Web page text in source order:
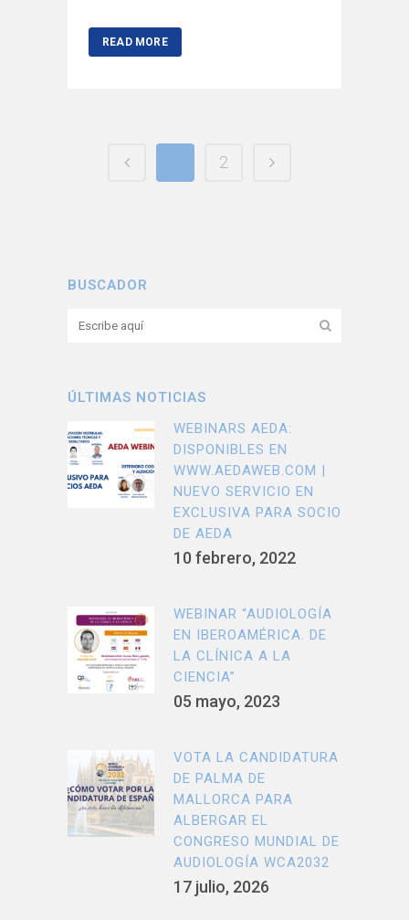
READ MORE
2
BUSCADOR
ÚLTIMAS NOTICIAS
WEBINARS AEDA:
DISPONIBLES EN
WWW.AEDAWEB.COM |
NUEVO SERVICIO EN
EXCLUSIVA PARA SOCIO
DE AEDA
10 febrero, 2022
WEBINAR “AUDIOLOGÍA
EN IBEROAMÉRICA. DE
LA CLÍNICA A LA
CIENCIA”
05 mayo, 2023
VOTA LA CANDIDATURA
DE PALMA DE
MALLORCA PARA
ALBERGAR EL
CONGRESO MUNDIAL DE
AUDIOLOGÍA WCA2032
17 julio, 2026